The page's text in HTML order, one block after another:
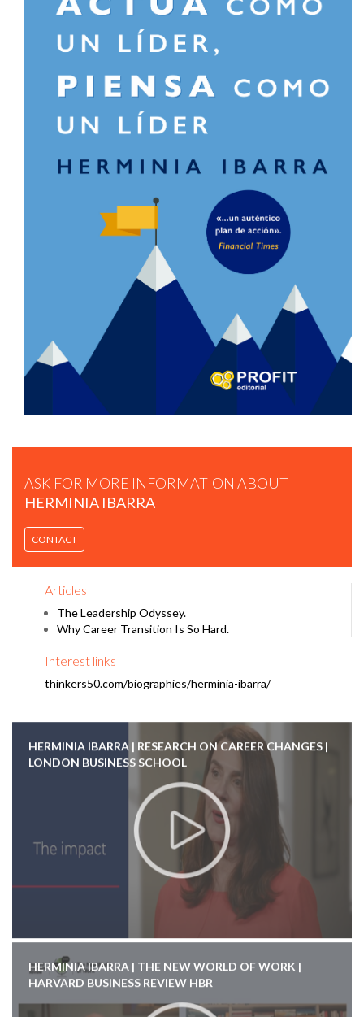
ASK FOR MORE INFORMATION ABOUT
HERMINIA IBARRA
CONTACT
Articles
The Leadership Odyssey.
Why Career Transition Is So Hard.
Interest links
thinkers50.com/biographies/herminia-ibarra/
HERMINIA IBARRA | THE NEW WORLD OF WORK |
HARVARD BUSINESS REVIEW HBR
HERMINIA IBARRA | ¿CÓMO SERÁ EL LIDERAZGO EN LA
ERA DE LA IA? | WIRED UK
HERMINIA IBARRA | RESEARCH ON CAREER CHANGES |
LONDON BUSINESS SCHOOL
HERMINIA IBARRA | THE NEW WORLD OF WORK |
HARVARD BUSINESS REVIEW HBR